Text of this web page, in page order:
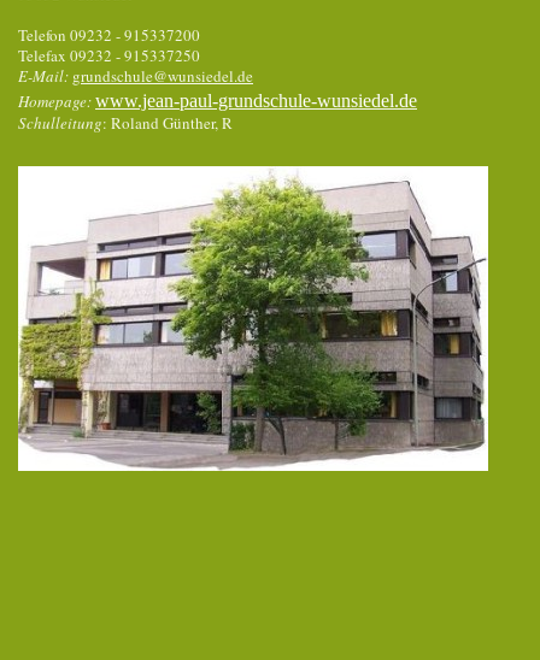
Telefon 09232 - 915337200
Telefax 09232 - 915337250
E-Mail: grundschule@wunsiedel.de
Homepage:www.jean-paul-grundschule-wunsiedel.de
Schulleitung: Roland Günther, R